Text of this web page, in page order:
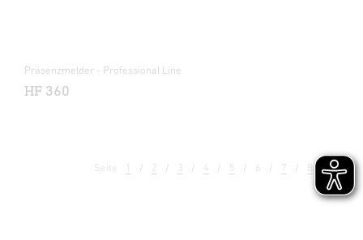
Präsenzmelder - Professional Line
HF 360
Seite 1 2 3 4 5 6 7 8 9